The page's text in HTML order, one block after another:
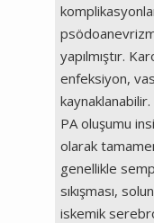
yapılmıştır.
enfeksiyon,
PA oluşumu
olarak
genellikle
sıkışması,
iskemik